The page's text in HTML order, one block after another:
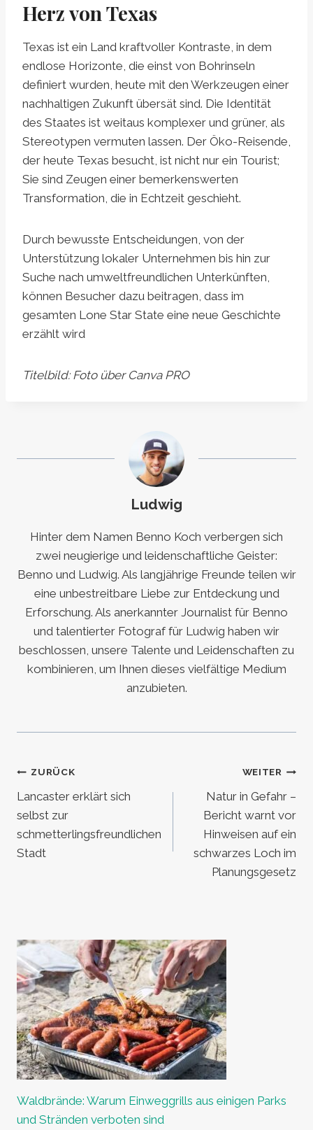
Herz von Texas
Texas ist ein Land kraftvoller Kontraste, in dem
endlose Horizonte, die einst von Bohrinseln
definiert wurden, heute mit den Werkzeugen einer
nachhaltigen Zukunft übersät sind. Die Identität
des Staates ist weitaus komplexer und grüner, als
Stereotypen vermuten lassen. Der Öko-Reisende,
der heute Texas besucht, ist nicht nur ein Tourist;
Sie sind Zeugen einer bemerkenswerten
Transformation, die in Echtzeit geschieht.
Durch bewusste Entscheidungen, von der
Unterstützung lokaler Unternehmen bis hin zur
Suche nach umweltfreundlichen Unterkünften,
können Besucher dazu beitragen, dass im
gesamten Lone Star State eine neue Geschichte
erzählt wird
Titelbild: Foto über Canva PRO
Ludwig
Hinter dem Namen Benno Koch verbergen sich
zwei neugierige und leidenschaftliche Geister:
Benno und Ludwig. Als langjährige Freunde teilen wir
eine unbestreitbare Liebe zur Entdeckung und
Erforschung. Als anerkannter Journalist für Benno
und talentierter Fotograf für Ludwig haben wir
beschlossen, unsere Talente und Leidenschaften zu
kombinieren, um Ihnen dieses vielfältige Medium
anzubieten.
Beitragsnavigation
ZURÜCK
Lancaster erklärt sich
selbst zur
schmetterlingsfreundlichen
Stadt
WEITER
Natur in Gefahr –
Bericht warnt vor
Hinweisen auf ein
schwarzes Loch im
Planungsgesetz
Waldbrände: Warum Einweggrills aus einigen Parks
und Stränden verboten sind